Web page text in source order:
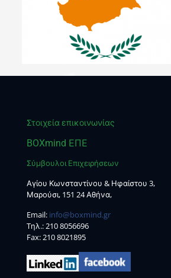
Στοιχεία επικοινωνίας
BOXmind ΕΠΕ
Σύμβουλοι Επιχειρήσεων
Αγίου Κωνσταντίνου & Ηφαίστου 3,
Μαρούσι, 151 24 Αθήνα,
Email: info@boxmind.gr
Tηλ.:210 8056696
Fax: 210 8021895